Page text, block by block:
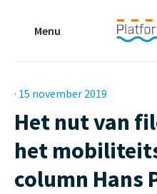
Menu
· 15 november 2019
Het nut van
het
column Hans